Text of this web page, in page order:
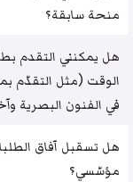
منحة سابقة؟
هل يمكنني التقدم
الوقت (مثل التقدّم
في الفنون البصرية
هل تسقبل آفاق
مؤسّسي؟